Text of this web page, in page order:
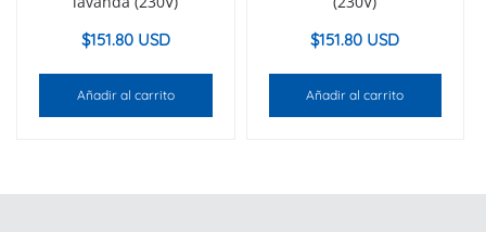
$151.80 USD
Añadir al carrito
$151.80 USD
Añadir al carrito